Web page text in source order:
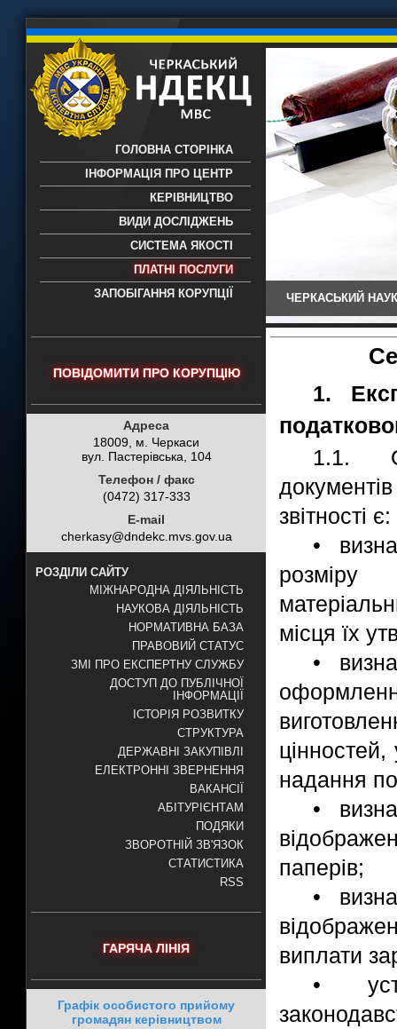
науково-дослідний експертно-
- проведення всих видів судових
експертиз
ГОЛОВНА СТОРІНКА
ІНФОРМАЦІЯ ПРО ЦЕНТР
КЕРІВНИЦТВО
ВИДИ ДОСЛІДЖЕНЬ
СИСТЕМА ЯКОСТІ
ПЛАТНІ ПОСЛУГИ
ЗАПОБІГАННЯ КОРУПЦІЇ
ЧЕРКАСЬКИЙ
ПОВІДОМИТИ ПРО КОРУПЦІЮ
Адреса
18009, м. Черкаси
вул. Пастерівська, 104
Телефон / факс
(0472) 317-333
E-mail
cherkasy@dndekc.mvs.gov.ua
РОЗДІЛИ САЙТУ
МІЖНАРОДНА ДІЯЛЬНІСТЬ
НАУКОВА ДІЯЛЬНІСТЬ
НОРМАТИВНА БАЗА
ПРАВОВИЙ СТАТУС
ЗМІ ПРО ЕКСПЕРТНУ СЛУЖБУ
ДОСТУП ДО ПУБЛІЧНОЇ
ІНФОРМАЦІЇ
ІСТОРІЯ РОЗВИТКУ
СТРУКТУРА
ДЕРЖАВНІ ЗАКУПІВЛІ
ЕЛЕКТРОННІ ЗВЕРНЕННЯ
ВАКАНСІЇ
АБІТУРІЄНТАМ
ПОДЯКИ
ЗВОРОТНІЙ ЗВ'ЯЗОК
СТАТИСТИКА
RSS
ГАРЯЧА ЛІНІЯ
Графік особистого прийому
громадян керівництвом
1.
1.1.
звітності є:
•
розміру
місця їх
•
надання
•
паперів;
•
виплати
•